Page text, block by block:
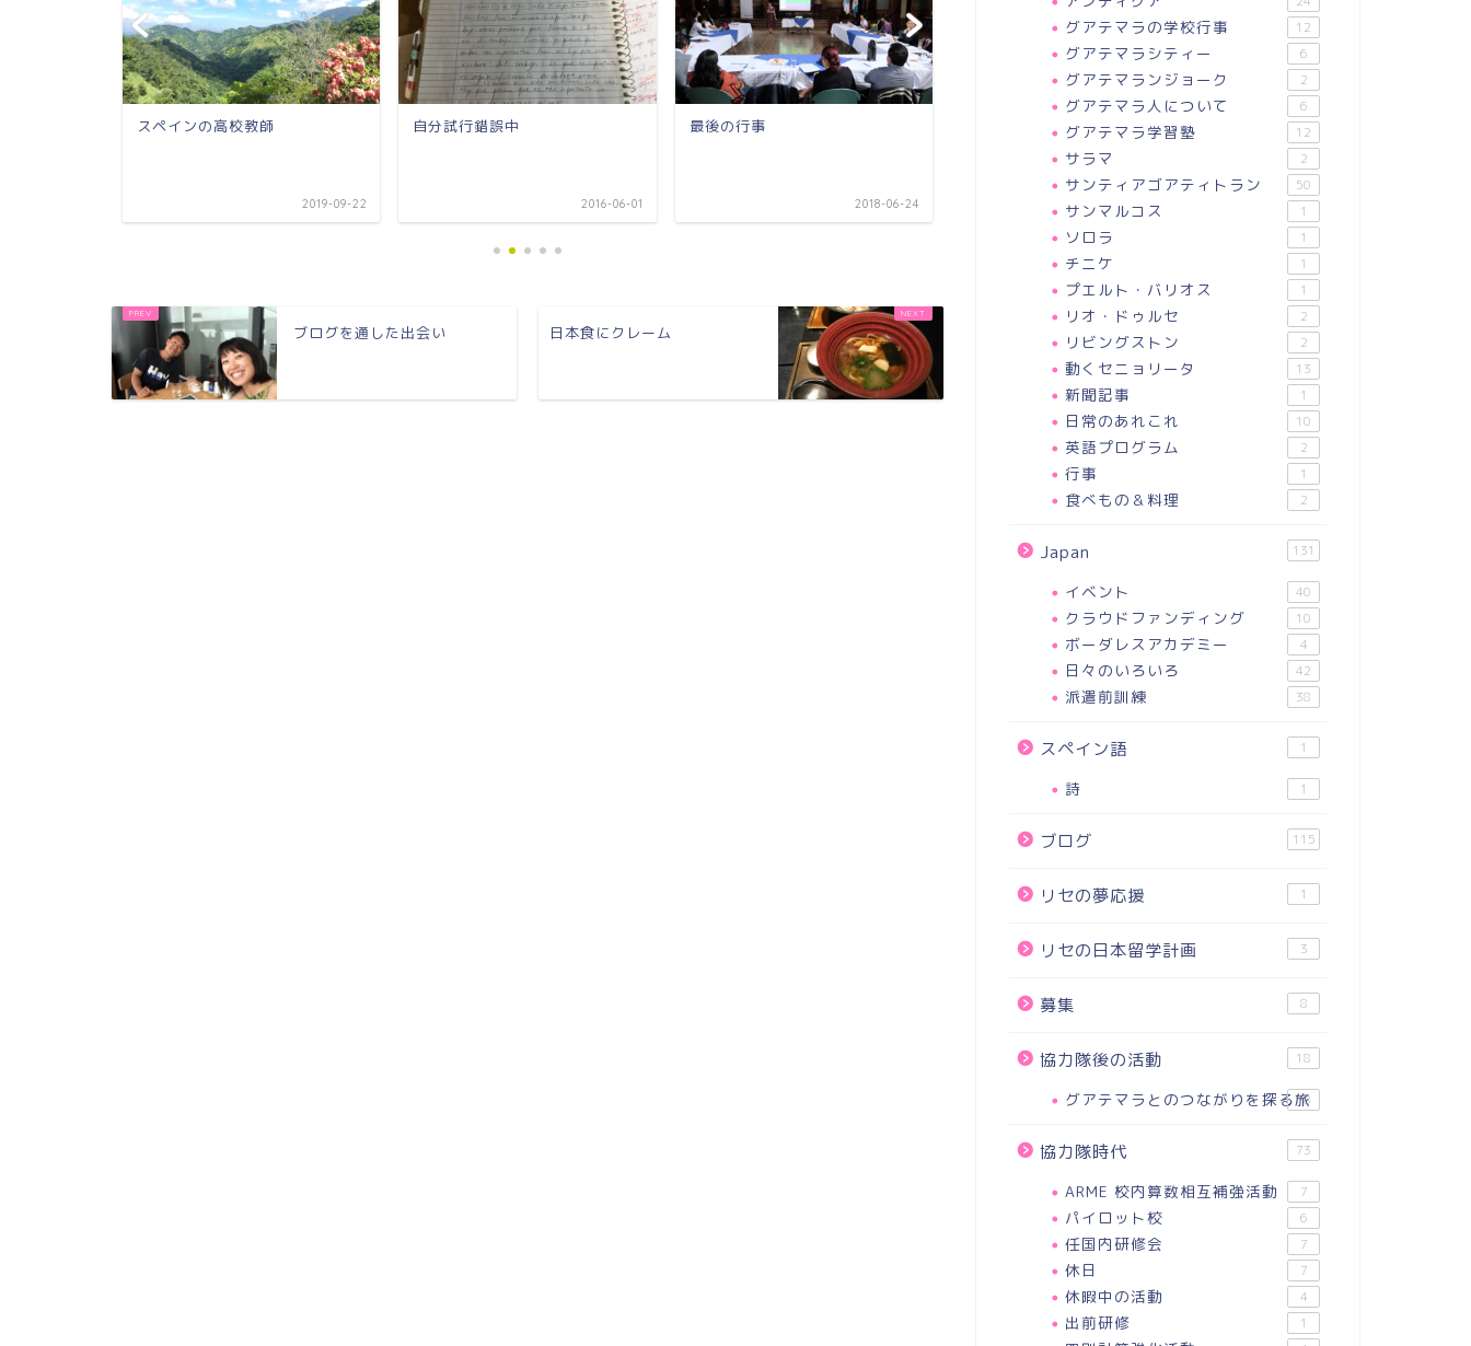
スペインの高校教師
2019-09-22
自分試行錯誤中
2016-06-01
最後の行事
2018-06-24
怖くないのか？
2019-08-22
帰国日決定
ブログを通した出会い 日本食にクレーム
グアテマラの学校行事 12
グアテマラシティー 6
グアテマランジョーク 2
グアテマラ人について 6
グアテマラ学習塾 12
サラマ 2
サンティアゴアティトラン 50
サンマルコス 1
ソロラ 1
チニケ 1
プエルト・バリオス 1
リオ・ドゥルセ 2
リビングストン 2
動くセニョリータ 13
新聞記事 1
日常のあれこれ 10
英語プログラム 2
行事 1
食べもの＆料理 2
Japan 131
イベント 40
クラウドファンディング 10
ボーダレスアカデミー 4
日々のいろいろ 42
派遣前訓練 38
スペイン語 1
詩 1
ブログ 115
リセの夢応援 1
リセの日本留学計画 3
募集 8
協力隊後の活動 18
グアテマラとのつながりを探る旅
18
協力隊時代 73
ARME 校内算数相互補強活動 7
パイロット校 6
任国内研修会 7
休日 7
休暇中の活動 4
出前研修 1